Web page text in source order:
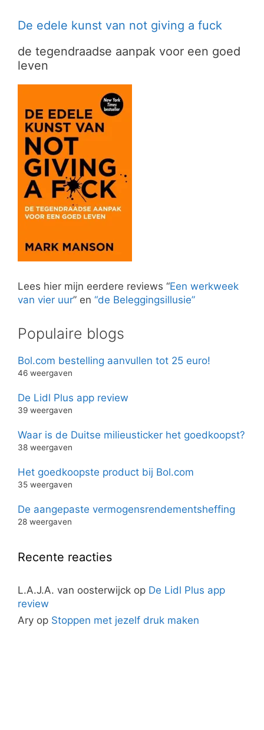
De edele kunst van not giving a fuck
de tegendraadse aanpak voor een goed
leven
Lees hier mijn eerdere reviews “Een werkweek
van vier uur” en “de Beleggingsillusie”
Populaire blogs
Bol.com bestelling aanvullen tot 25 euro!
46 weergaven
De Lidl Plus app review
39 weergaven
Waar is de Duitse milieusticker het goedkoopst?
38 weergaven
Het goedkoopste product bij Bol.com
35 weergaven
De aangepaste vermogensrendementsheffing
28 weergaven
Recente reacties
L.A.J.A. van oosterwijck op De Lidl Plus app
review
Ary op Stoppen met jezelf druk maken